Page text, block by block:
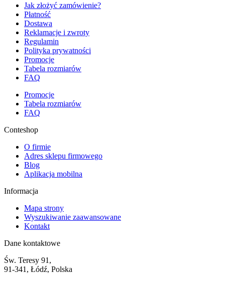
Jak złożyć zamówienie?
Płatność
Dostawa
Reklamacje i zwroty
Regulamin
Polityka prywatności
Promocje
Tabela rozmiarów
FAQ
Promocje
Tabela rozmiarów
FAQ
Conteshop
O firmie
Adres sklepu firmowego
Blog
Aplikacja mobilna
Informacja
Mapa strony
Wyszukiwanie zaawansowane
Kontakt
Dane kontaktowe
Św. Teresy 91,
91-341, Łódź, Polska